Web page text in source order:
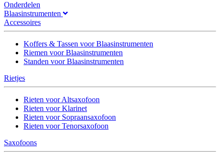
Onderdelen
Blaasinstrumenten
Accessoires
Koffers & Tassen voor Blaasinstrumenten
Riemen voor Blaasinstrumenten
Standen voor Blaasinstrumenten
Rietjes
Rieten voor Altsaxofoon
Rieten voor Klarinet
Rieten voor Sopraansaxofoon
Rieten voor Tenorsaxofoon
Saxofoons